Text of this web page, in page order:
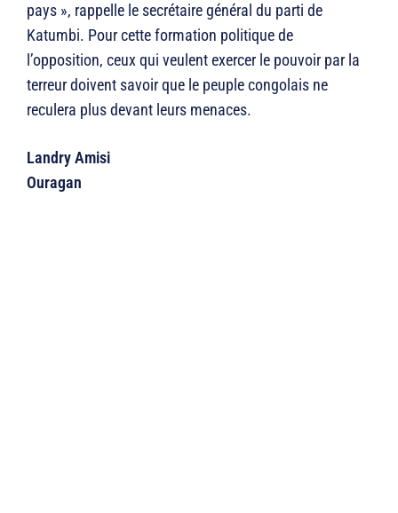
pays », rappelle le secrétaire général du parti de
Katumbi. Pour cette formation politique de
l’opposition, ceux qui veulent exercer le pouvoir par la
terreur doivent savoir que le peuple congolais ne
reculera plus devant leurs menaces.
Landry Amisi
Ouragan